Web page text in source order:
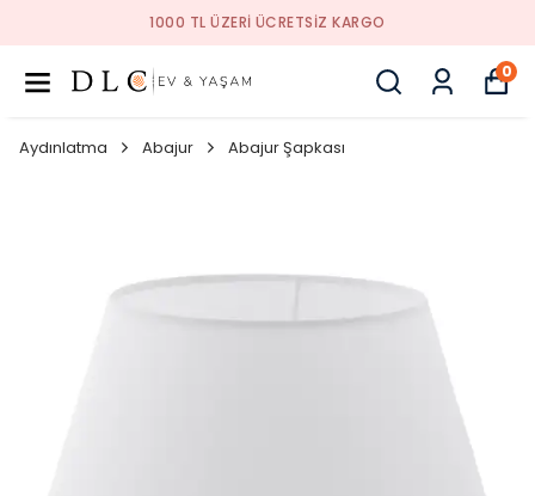
1000 TL ÜZERI ÜCRETSIZ KARGO
0
Aydınlatma Abajur Abajur Şapkası